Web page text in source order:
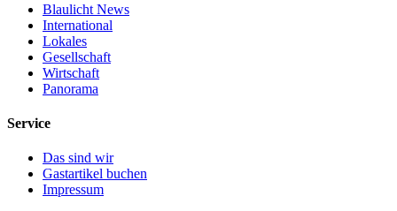
Blaulicht News
International
Lokales
Gesellschaft
Wirtschaft
Panorama
Service
Das sind wir
Gastartikel buchen
Impressum